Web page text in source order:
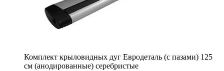
Комплект крыловидных дуг Евродеталь (с пазами) 125
см (анодированные) серебристые